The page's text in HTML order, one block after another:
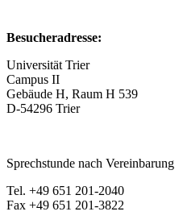
Besucheradresse:
Universität Trier
Campus II
Gebäude H, Raum H 539
D-54296 Trier
Sprechstunde nach Vereinbarung
Tel. +49 651 201-2040
Fax +49 651 201-3822